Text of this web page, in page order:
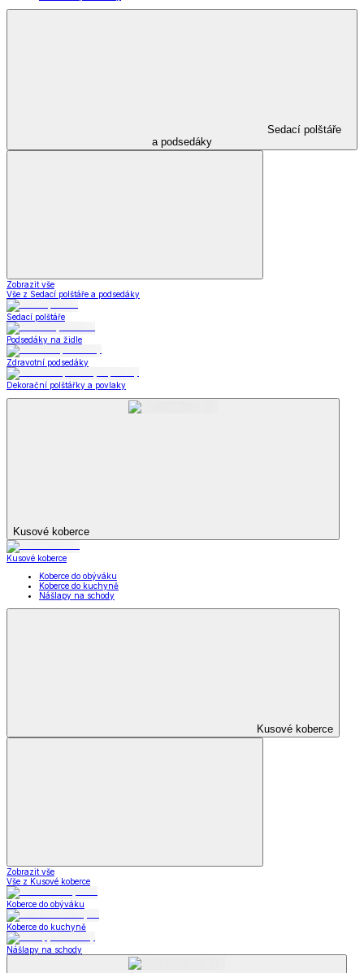
Sedací polštáře
a podsedáky
Zobrazit vše
Vše z Sedací polštáře a podsedáky
Sedací polštáře
Podsedáky na židle
Zdravotní podsedáky
Dekorační polštářky a povlaky
Kusové koberce
Kusové koberce
Koberce do obýváku
Koberce do kuchyně
Nášlapy na schody
Kusové koberce
Zobrazit vše
Vše z Kusové koberce
Koberce do obýváku
Koberce do kuchyně
Nášlapy na schody